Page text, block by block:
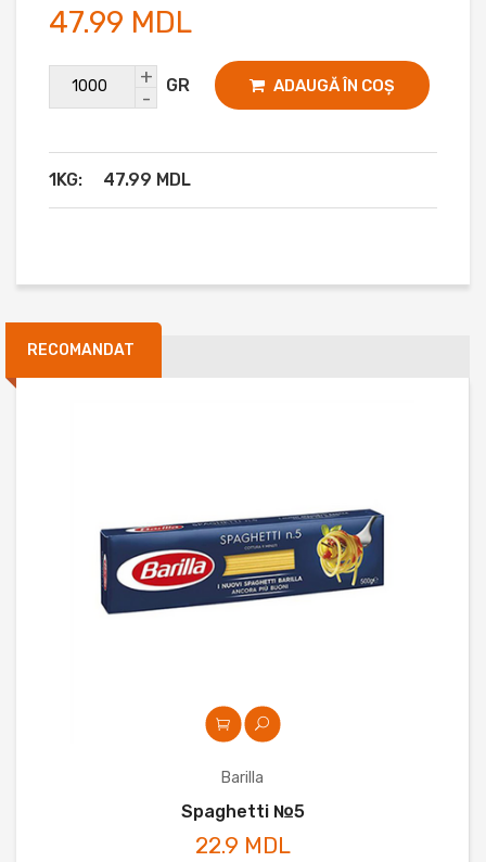
47.99 MDL
+
-
GR ADAUGĂ ÎN COȘ
1KG: 47.99 MDL
RECOMANDAT
Barilla
Spaghetti №5
22.9 MDL